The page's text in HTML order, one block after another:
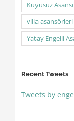
Kuyusuz
villa asansörleri
Yatay Engelli
Recent Tweets
Tweets by